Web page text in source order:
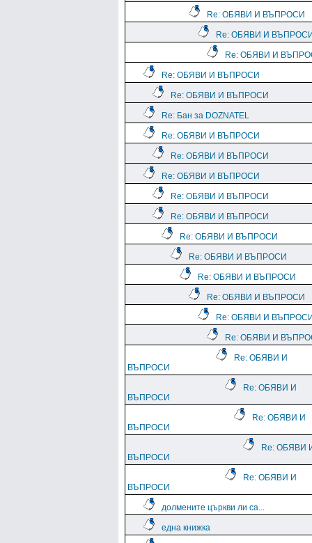
Re: ОБЯВИ И ВЪПРОСИ
Re: ОБЯВИ И
Re: ОБЯВИ И
Re: ОБЯВИ И ВЪПРОСИ
Re: ОБЯВИ И ВЪПРОСИ
Re: Бан за DOZNATEL
Re: ОБЯВИ И ВЪПРОСИ
Re: ОБЯВИ И ВЪПРОСИ
Re: ОБЯВИ И ВЪПРОСИ
Re: ОБЯВИ И ВЪПРОСИ
Re: ОБЯВИ И ВЪПРОСИ
Re: ОБЯВИ И ВЪПРОСИ
Re: ОБЯВИ И ВЪПРОСИ
Re: ОБЯВИ И ВЪПРОСИ
Re: ОБЯВИ И ВЪПРОСИ
Re: ОБЯВИ И
Re: ОБЯВИ И
Re: ОБЯВИ И
ВЪПРОСИ
Re: ОБЯВИ И
ВЪПРОСИ
Re: ОБЯВИ И
ВЪПРОСИ
Re: ОБЯВИ
ВЪПРОСИ
Re: ОБЯВИ И
ВЪПРОСИ
долмените църкви ли са...
една книжка